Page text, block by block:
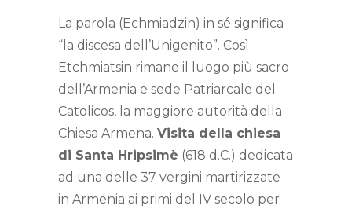
La parola (Echmiadzin) in sé significa
“la discesa dell’Unigenito”. Così
Etchmiatsin rimane il luogo più sacro
dell’Armenia e sede Patriarcale del
Catolicos, la maggiore autorità della
Chiesa Armena. Visita della chiesa
di Santa Hripsimè (618 d.C.) dedicata
ad una delle 37 vergini martirizzate
in Armenia ai primi del IV secolo per